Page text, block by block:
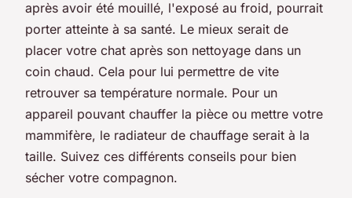
après avoir été mouillé, l'exposé au froid, pourrait
porter atteinte à sa santé. Le mieux serait de
placer votre chat après son nettoyage dans un
coin chaud. Cela pour lui permettre de vite
retrouver sa température normale. Pour un
appareil pouvant chauffer la pièce ou mettre votre
mammifère, le radiateur de chauffage serait à la
taille. Suivez ces différents conseils pour bien
sécher votre compagnon.